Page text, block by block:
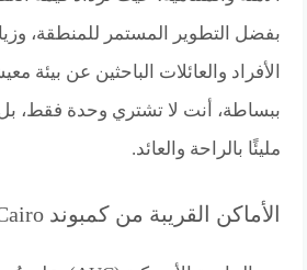
بفضل التطوير المستمر للمنطقة،
الأفراد والعائلات الباحثين عن بيئة
ببساطة، أنت لا تشتري وحدة فقط،
مليئًا بالراحة والعائد.
الأماكن القريبة من كمبوند Brouq New Cairo